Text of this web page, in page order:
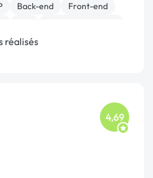
Back-end
Front-end
réalisés
4,69